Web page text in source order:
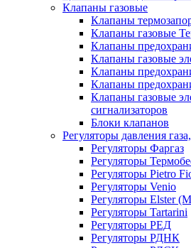
Клапаны газовые
Клапаны
Клапаны газовые
Клапаны
Клапаны газовые
Клапаны
Клапаны
Клапаны газовые
сигнализаторов
Блоки клапанов
Регуляторы давления
Регуляторы Фаргаз
Регуляторы
Регуляторы Pietro
Регуляторы Venio
Регуляторы Elster
Регуляторы Tartarini
Регуляторы РЕД
Регуляторы РДНК